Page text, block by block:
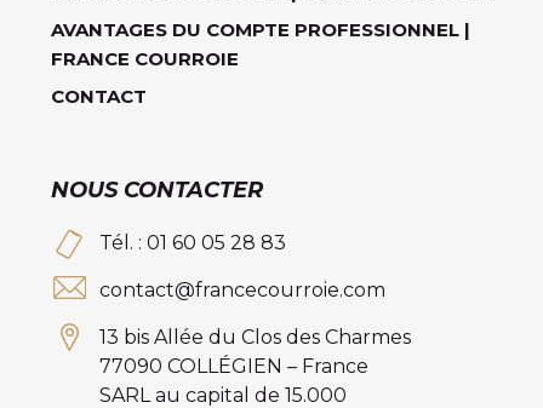
AVANTAGES DU COMPTE PROFESSIONNEL |
FRANCE COURROIE
CONTACT
NOUS CONTACTER
Tél. : 01 60 05 28 83
contact@francecourroie.com
13 bis Allée du Clos des Charmes
77090 COLLÉGIEN – France
SARL au capital de 15.000